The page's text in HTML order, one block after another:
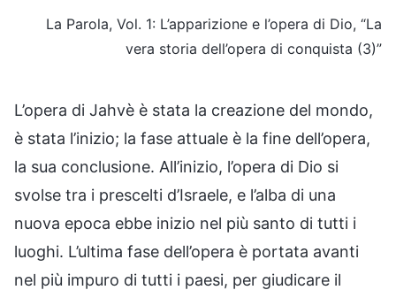
La Parola, Vol. 1: L’apparizione e l’opera di Dio, “La
vera storia dell’opera di conquista (3)”
L’opera di Jahvè è stata la creazione del mondo,
è stata l’inizio; la fase attuale è la fine dell’opera,
la sua conclusione. All’inizio, l’opera di Dio si
svolse tra i prescelti d’Israele, e l’alba di una
nuova epoca ebbe inizio nel più santo di tutti i
luoghi. L’ultima fase dell’opera è portata avanti
nel più impuro di tutti i paesi, per giudicare il